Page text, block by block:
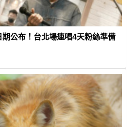
公布！台北場連唱4天粉絲準備